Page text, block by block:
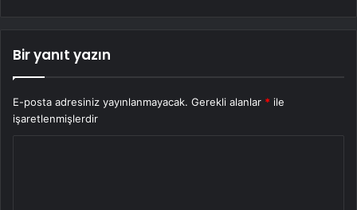
Bir yanıt yazın
E-posta adresiniz yayınlanmayacak. Gerekli alanlar * ile
işaretlenmişlerdir